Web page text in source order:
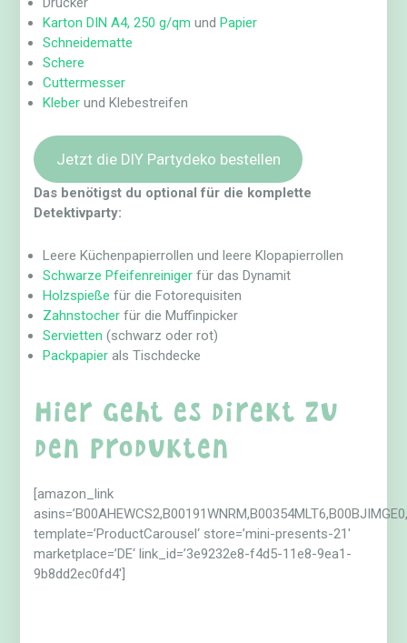
Karton DIN A4, 250 g/qm und Papier
Schneidematte
Schere
Cuttermesser
Kleber und Klebestreifen
Jetzt die DIY Partydeko bestellen
Das benötigst du optional für die komplette
Detektivparty:
Leere Küchenpapierrollen und leere Klopapierrollen
Schwarze Pfeifenreiniger für das Dynamit
Holzspieße für die Fotorequisiten
Zahnstocher für die Muffinpicker
Servietten (schwarz oder rot)
Packpapier als Tischdecke
Hier geht es direkt zu
den Produkten
[amazon_link
template=’ProductCarousel‘ store=’mini-presents-21′
marketplace=’DE‘ link_id=’3e9232e8-f4d5-11e8-9ea1-
9b8dd2ec0fd4′]